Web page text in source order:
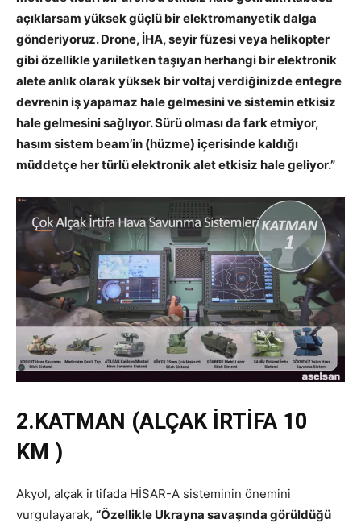
açıklarsam yüksek güçlü bir elektromanyetik dalga
gönderiyoruz. Drone, İHA, seyir füzesi veya helikopter
gibi özellikle yarıiletken taşıyan herhangi bir elektronik
alete anlık olarak yüksek bir voltaj verdiğinizde entegre
devrenin iş yapamaz hale gelmesini ve sistemin etkisiz
hale gelmesini sağlıyor. Sürü olması da fark etmiyor,
hasım sistem beam’in (hüzme) içerisinde kaldığı
müddetçe her türlü elektronik alet etkisiz hale geliyor.”
2.KATMAN (ALÇAK İRTİFA 10
KM )
Akyol, alçak irtifada HİSAR-A sisteminin önemini
vurgulayarak, “Özellikle Ukrayna savaşında görüldüğü